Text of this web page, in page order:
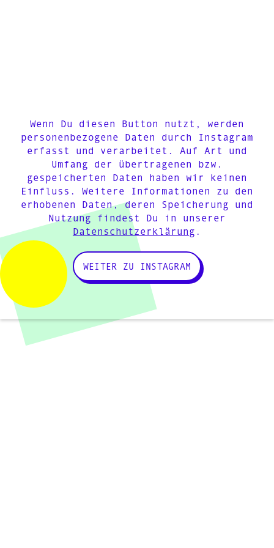
Wenn Du diesen Button nutzt, werden
personenbezogene Daten durch Instagram
erfasst und verarbeitet. Auf Art und
Umfang der übertragenen bzw.
gespeicherten Daten haben wir keinen
Einfluss. Weitere Informationen zu den
erhobenen Daten, deren Speicherung und
Nutzung findest Du in unserer
Datenschutzerklärung .
WEITER ZU INSTAGRAM